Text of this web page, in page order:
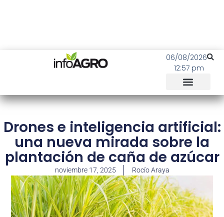
06/08/2026
12:57 pm
Drones e inteligencia artificial:
una nueva mirada sobre la
plantación de caña de azúcar
noviembre 17, 2025 Rocío Araya